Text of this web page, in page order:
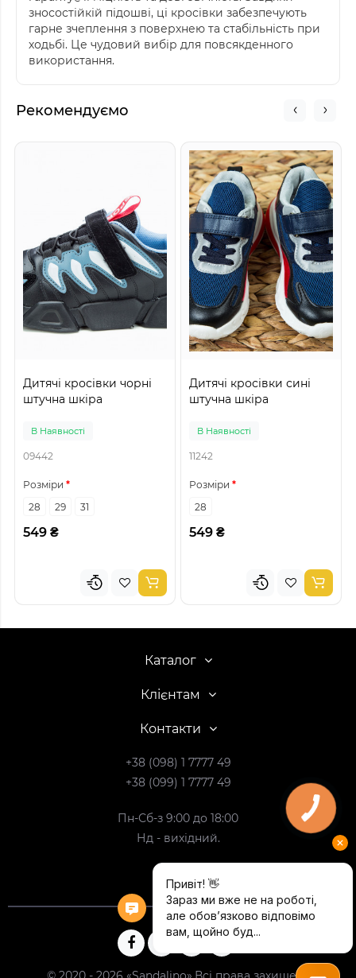
зносостійкій підошві, ці кросівки забезпечують
гарне зчеплення з поверхнею та стабільність при
ходьбі. Це чудовий вибір для повсякденного
використання.
Рекомендуємо
Дитячі кросівки чорні
штучна шкіра
В Наявності
09442
Розміри
28
29 31
549 ₴
Дитячі кросівки сині
штучна шкіра
В Наявності
11242
Розміри
28
549 ₴
Каталог
Клієнтам
Контакти
+38 (098) 1 7777 49
+38 (099) 1 7777 49
Пн-Сб-з 9:00 до 18:00
Нд - вихідний.